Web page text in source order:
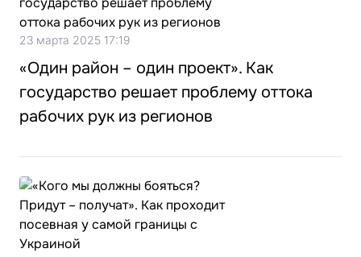
23 марта 2025 17:19
«Один район – один проект». Как
государство решает проблему оттока
рабочих рук из регионов